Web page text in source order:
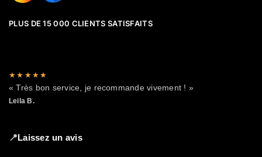
PLUS DE 15 000 CLIENTS SATISFAITS
★★★★★
« Très bon service, je recommande vivement ! »
Leila B.
📍Laissez un avis